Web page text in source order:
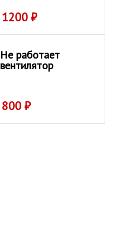
1200₽
Не работает
вентилятор
800₽